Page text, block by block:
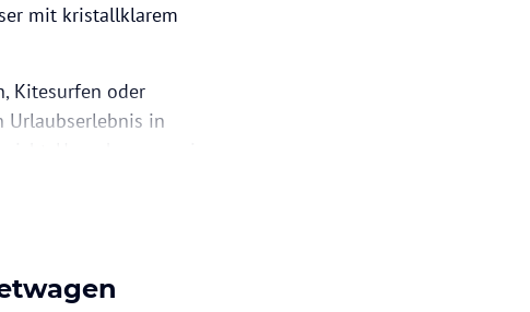
mit kristallklarem
Kitesurfen oder
Urlaubserlebnis in
Geheimtipp. An der
Essen und eine uralte